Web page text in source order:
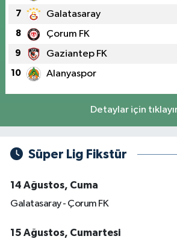
7 Galatasaray
8 Çorum FK
9 Gaziantep FK
10 Alanyaspor
Detaylar için
Süper Lig Fikstür
14 Ağustos, Cuma
Galatasaray - Çorum FK
15 Ağustos, Cumartesi